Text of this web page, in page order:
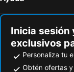
Hoteles en
Inicia
exclusivos
Personaliza tu
Obtén ofertas